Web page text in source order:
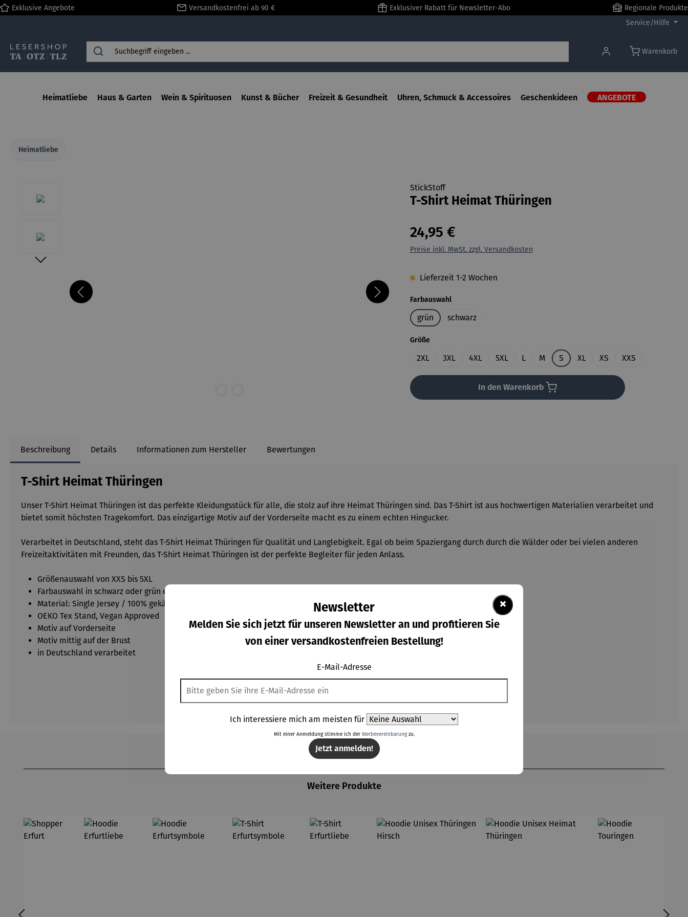
Zur Hauptnavigation springen
Exklusive Angebote Versandkostenfrei ab 90 € Exklusiver Rabatt für Newsletter-Abo
Regionale Produkte
Service/Hilfe
Warenkorb
Heimatliebe Haus & Garten Wein & Spirituosen Kunst & Bücher Freizeit & Gesundheit Uhren, Schmuck & Accessoires Geschenkideen ANGEBOTE
Heimatliebe
StickStoff
T-Shirt Heimat Thüringen
24,95 €
Preise inkl. MwSt. zzgl. Versandkosten
Lieferzeit 1-2 Wochen
Farbauswahlauswählen
grün schwarz
Größeauswählen
2XL 3XL 4XL 5XL L M S XL XS XXS
In den Warenkorb
Beschreibung Details Informationen zum Hersteller Bewertungen
T-Shirt Heimat Thüringen
Unser T-Shirt Heimat Thüringen ist das perfekte Kleidungsstück für alle, die stolz auf ihre Heimat Thüringen sind. Das T-Shirt ist aus hochwertigen Materialien verarbeitet und
bietet somit höchsten Tragekomfort. Das einzigartige Motiv auf der Vorderseite macht es zu einem echten Hingucker.
Verarbeitet in Deutschland, steht das T-Shirt Heimat Thüringen für Qualität und Langlebigkeit. Egal ob beim Spaziergang durch durch die Wälder oder bei vielen anderen
Freizeitaktivitäten mit Freunden, das T-Shirt Heimat Thüringen ist der perfekte Begleiter für jeden Anlass.
Größenauswahl von XXS bis 5XL
Farbauswahl in schwarz oder grün erhältlich
Material: Single Jersey / 100% gekämmte Baumwolle / 180gm/qm
OEKO Tex Stand, Vegan Approved
Motiv auf Vorderseite
Motiv mittig auf der Brust
in Deutschland verarbeitet
Weitere Produkte
×
Newsletter
Melden Sie sich jetzt für unseren Newsletter an und profitieren Sie
von einer versandkostenfreien Bestellung!
E-Mail-Adresse
Ich interessiere mich am meisten für
Mit einer Anmeldung stimme ich der Werbevereinbarungzu.
Jetzt anmelden!